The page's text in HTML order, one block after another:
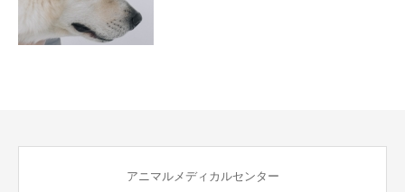
アニマルメディカルセンター
contact us